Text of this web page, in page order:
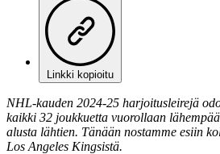
Linkki kopioitu
NHL-kauden 2024-25 harjoitusleirejä
kaikki 32 joukkuetta vuorollaan
alusta lähtien. Tänään nostamme esiin
Los Angeles Kingsistä.